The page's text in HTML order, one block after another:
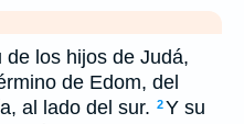
los hijos de Judá,
de Edom, del
al lado del sur. 2Y su